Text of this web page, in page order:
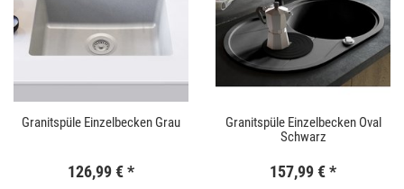
Granitspüle Einzelbecken Grau
126,99 €*
Granitspüle Einzelbecken Oval
Schwarz
157,99 €*